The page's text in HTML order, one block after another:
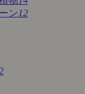
ン12